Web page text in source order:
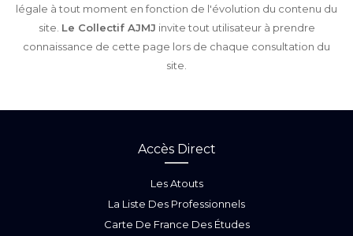
légale à tout moment en fonction de l'évolution du contenu du
site. Le Collectif AJMJ invite tout utilisateur à prendre
connaissance de cette page lors de chaque consultation du
site.
Accès Direct
Les Atouts
La Liste Des Professionnels
Carte De France Des Études